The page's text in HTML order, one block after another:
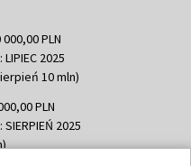
PLN
2025
10 mln)
PLN
2025